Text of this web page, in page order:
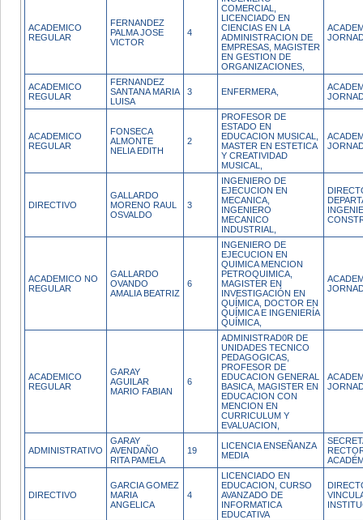
ACADEMICO
REGULAR
FERNANDEZ
PALMA JOSE
VICTOR
4
COMERCIAL,
LICENCIADO EN
CIENCIAS EN LA
ADMINISTRACION DE
EMPRESAS, MAGISTER
EN GESTION DE
ORGANIZACIONES,
ACADEMICO
REGULAR
FERNANDEZ
SANTANA MARIA
LUISA
3 ENFERMERA,
ACADEMICO
REGULAR
FONSECA
ALMONTE
NELIA EDITH
2
PROFESOR DE
ESTADO EN
EDUCACION MUSICAL,
MASTER EN ESTETICA
Y CREATIVIDAD
MUSICAL,
DIRECTIVO
GALLARDO
MORENO RAUL
OSVALDO
3
INGENIERO DE
EJECUCION EN
MECANICA,
INGENIERO
MECANICO
INDUSTRIAL,
ACADEMICO NO
REGULAR
GALLARDO
OVANDO
AMALIA BEATRIZ
6
INGENIERO DE
EJECUCION EN
QUIMICA MENCION
PETROQUIMICA,
MAGISTER EN
INVESTIGACIÓN EN
QUÍMICA, DOCTOR EN
QUÍMICA E INGENIERÍA
QUÍMICA,
ACADEMICO
REGULAR
GARAY
AGUILAR
MARIO FABIAN
6
ADMINISTRAD0R DE
UNIDADES TECNICO
PEDAGOGICAS,
PROFESOR DE
EDUCACION GENERAL
BASICA, MAGISTER EN
EDUCACION CON
MENCION EN
CURRICULUM Y
EVALUACION,
ADMINISTRATIVO
GARAY
AVENDAÑO
RITA PAMELA
19
LICENCIA ENSEÑANZA
MEDIA
DIRECTIVO
GARCIA GOMEZ
MARIA
ANGELICA
4
LICENCIADO EN
EDUCACION, CURSO
AVANZADO DE
INFORMATICA
EDUCATIVA